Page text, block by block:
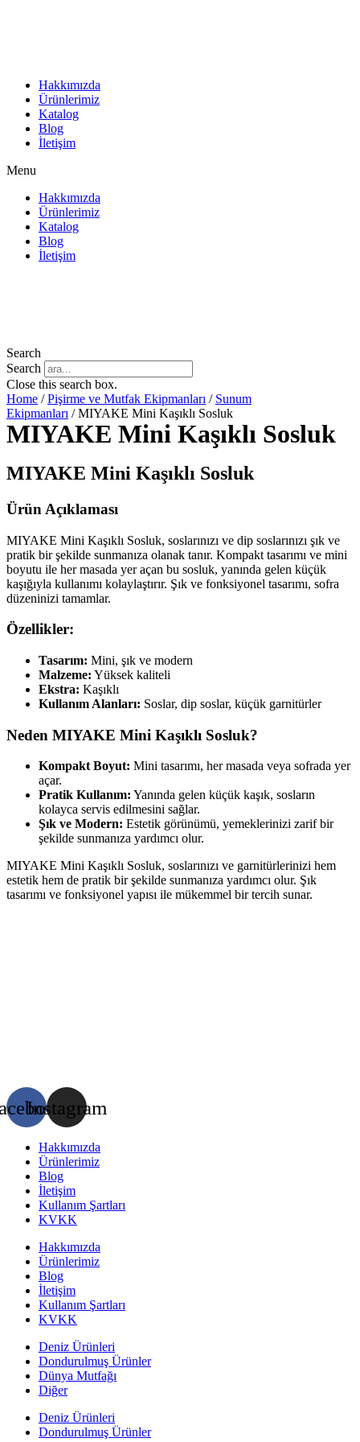
Hakkımızda
Ürünlerimiz
Katalog
Blog
İletişim
Menu
Hakkımızda
Ürünlerimiz
Katalog
Blog
İletişim
Search
Search
Close this search box.
Home /Pişirme ve Mutfak Ekipmanları / Sunum
Ekipmanları / MIYAKE Mini Kaşıklı Sosluk
MIYAKE Mini Kaşıklı Sosluk
MIYAKE Mini Kaşıklı Sosluk
Ürün Açıklaması
MIYAKE Mini Kaşıklı Sosluk, soslarınızı ve dip soslarınızı şık ve
pratik bir şekilde sunmanıza olanak tanır. Kompakt tasarımı ve mini
boyutu ile her masada yer açan bu sosluk, yanında gelen küçük
kaşığıyla kullanımı kolaylaştırır. Şık ve fonksiyonel tasarımı, sofra
düzeninizi tamamlar.
Özellikler:
Tasarım: Mini, şık ve modern
Malzeme: Yüksek kaliteli
Ekstra: Kaşıklı
Kullanım Alanları: Soslar, dip soslar, küçük garnitürler
Neden MIYAKE Mini Kaşıklı Sosluk?
Kompakt Boyut: Mini tasarımı, her masada veya sofrada yer
açar.
Pratik Kullanım: Yanında gelen küçük kaşık, sosların
kolayca servis edilmesini sağlar.
Şık ve Modern: Estetik görünümü, yemeklerinizi zarif bir
şekilde sunmanıza yardımcı olur.
MIYAKE Mini Kaşıklı Sosluk, soslarınızı ve garnitürlerinizi hem
estetik hem de pratik bir şekilde sunmanıza yardımcı olur. Şık
tasarımı ve fonksiyonel yapısı ile mükemmel bir tercih sunar.
Instagram
Hakkımızda
Ürünlerimiz
Blog
İletişim
Kullanım Şartları
KVKK
Hakkımızda
Ürünlerimiz
Blog
İletişim
Kullanım Şartları
KVKK
Deniz Ürünleri
Dondurulmuş Ürünler
Dünya Mutfağı
Diğer
Deniz Ürünleri
Dondurulmuş Ürünler